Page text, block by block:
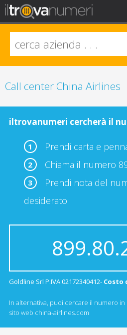
FAQ
Privacy
Info Legali
Call center China Airlines
iltrovanumeri cercherà il
1 Prendi carta e
2 Chiama il numero
3
Prendi nota del
desiderato
Goldline Srl P.IVA 02172340412- Costo
In alternativa, puoi cercare il numero
sito web china-airlines.com